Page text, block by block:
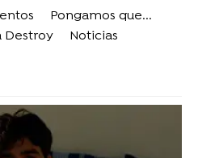
Pongamos que...
Destroy
Noticias